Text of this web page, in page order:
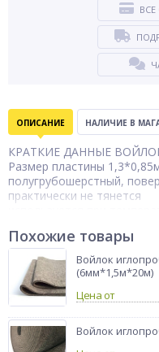
ОПИСАНИЕ НАЛИЧИЕ В
КРАТКИЕ ДАННЫЕ
Размер пластины
полугрубошерстный,
практически не тянется
ОПИСАНИЕ ВОЙЛОКА:
Войлок - это утеплитель
который значительно
автомобиля. Шерсть, с
тепло и не горит.
ВНИМАНИЕ!!! Мы продаем
Похожие товары
Войлок
(6мм*1,5м*20м)
Цена от
Войлок